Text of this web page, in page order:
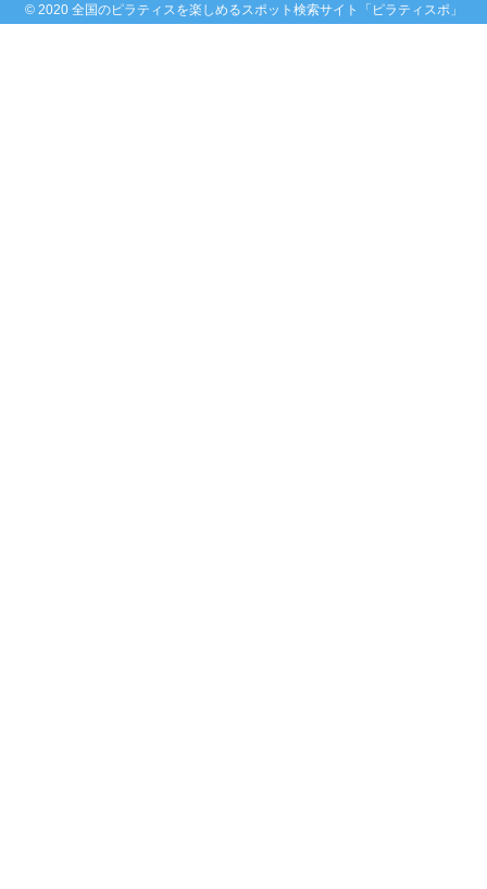
© 2020 全国のピラティスを楽しめるスポット検索サイト「ピラティスポ」